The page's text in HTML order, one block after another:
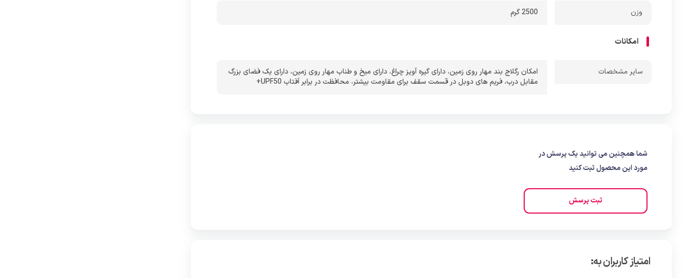
وزن 2500 گرم
امکانات
ساير مشخصات امکان رگلاج بند مهار روی زمین،دارای گیره آویز چراغ،دارای میخ و طناب مهار روی زمین،دارای یک فضای بزرگ
مقابل درب،فریم های دوبل در قسمت سقف برای مقاومت بیشتر، محافظت در برابر آفتاب UPF50+
شما همچنین می توانید یک پرسش در
مورد این محصول ثبت کنید
ثبت پرسش
امتیاز کاربران به: